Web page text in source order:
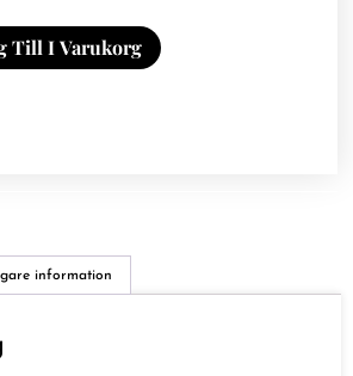
Till I Varukorg
information